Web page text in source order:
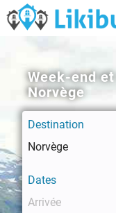
Week-end
Norvège
Destination
Dates